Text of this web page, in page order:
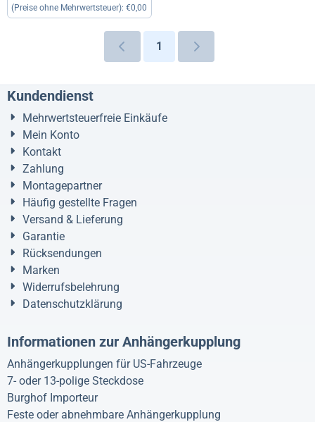
(Preise ohne Mehrwertsteuer): €0,00
1
Kundendienst
Mehrwertsteuerfreie Einkäufe
Mein Konto
Kontakt
Zahlung
Montagepartner
Häufig gestellte Fragen
Versand & Lieferung
Garantie
Rücksendungen
Marken
Widerrufsbelehrung
Datenschutzklärung
Informationen zur Anhängerkupplung
Anhängerkupplungen für US-Fahrzeuge
7- oder 13-polige Steckdose
Burghof Importeur
Feste oder abnehmbare Anhängerkupplung